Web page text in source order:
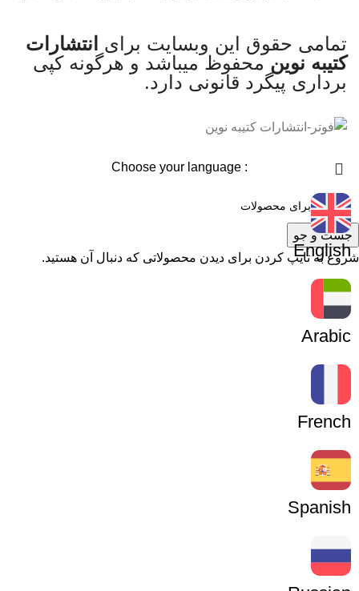
تمامی حقوق این وبسایت برای انتشارات
کتیبه نوین محفوظ میباشد و هرگونه کپی
برداری پیگرد قانونی دارد.
جست و جو
شروع به تایپ کردن برای دیدن محصولاتی که دنبال آن هستید.
: Choose your language
English
Arabic
French
Spanish